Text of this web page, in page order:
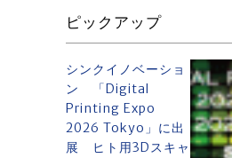
ピックアップ
シンクイノベーショ
ン 「Digital
Printing Expo
2026 Tokyo」に出
展 ヒト用3Dスキャ